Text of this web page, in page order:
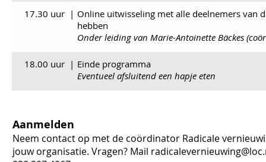
17.30 uur | Online uitwisseling met alle deelnemers van
hebben
Onder leiding van Marie-Antoinette Bäckes
18.00 uur | Einde programma
Eventueel afsluitend een hapje eten
Aanmelden
Neem contact op met de coördinator Radicale
jouw organisatie. Vragen? Mail